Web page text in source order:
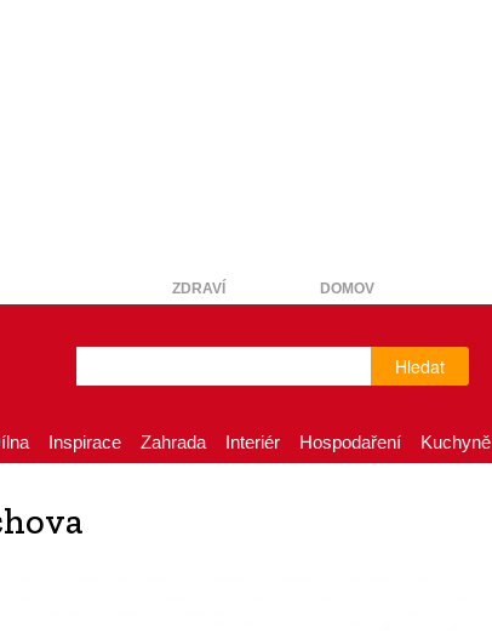
ZDRAVÍ DOMOV
Hledat
Inspirace Zahrada Interiér Hospodaření Kuchyně